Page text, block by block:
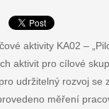
aktivity KA02 –
aktivit pro cílové
udržitelný rozvoj se
měření